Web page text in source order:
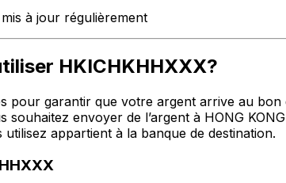
à jour régulièrement
HKICHKHHXXX?
pour garantir que votre argent arrive au
souhaitez envoyer de l’argent à HONG
appartient à la banque de destination.